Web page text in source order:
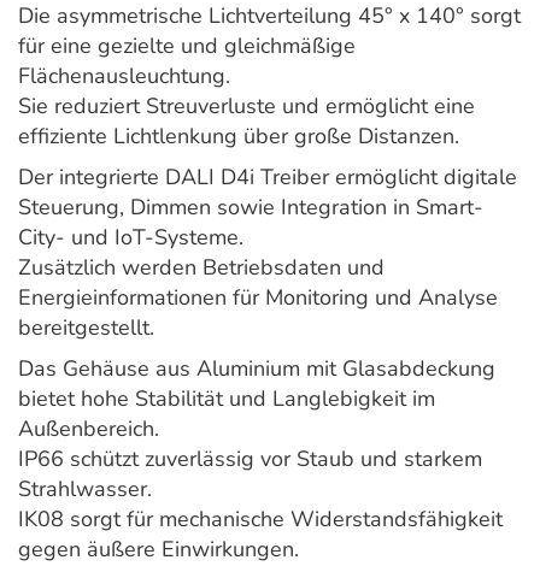
Die asymmetrische Lichtverteilung 45° x 140° sorgt
für eine gezielte und gleichmäßige
Flächenausleuchtung.
Sie reduziert Streuverluste und ermöglicht eine
effiziente Lichtlenkung über große Distanzen.
Der integrierte DALI D4i Treiber ermöglicht digitale
Steuerung, Dimmen sowie Integration in Smart-
City- und IoT-Systeme.
Zusätzlich werden Betriebsdaten und
Energieinformationen für Monitoring und Analyse
bereitgestellt.
Das Gehäuse aus Aluminium mit Glasabdeckung
bietet hohe Stabilität und Langlebigkeit im
Außenbereich.
IP66 schützt zuverlässig vor Staub und starkem
Strahlwasser.
IK08 sorgt für mechanische Widerstandsfähigkeit
gegen äußere Einwirkungen.